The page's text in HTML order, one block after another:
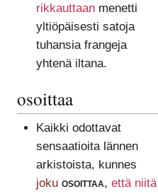
rikkauttaanmenetti
yltiöpäisesti satoja
tuhansia frangeja
yhtenä iltana.
osoittaa
Kaikki odottavat
sensaatioita lännen
arkistoista, kunnes
joku osoittaa, että niitä